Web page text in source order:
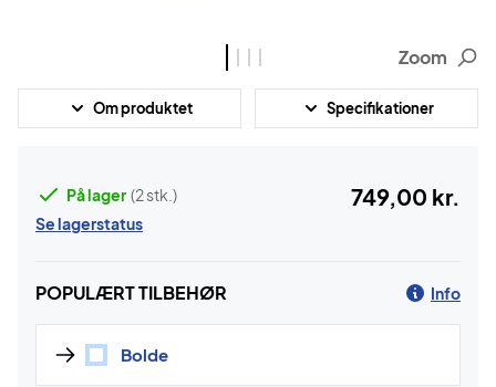
Zoom
Om produktet Specifikationer
På lager (2 stk.)
Se lagerstatus
749,00 kr.
POPULÆRT TILBEHØR Info
Bolde